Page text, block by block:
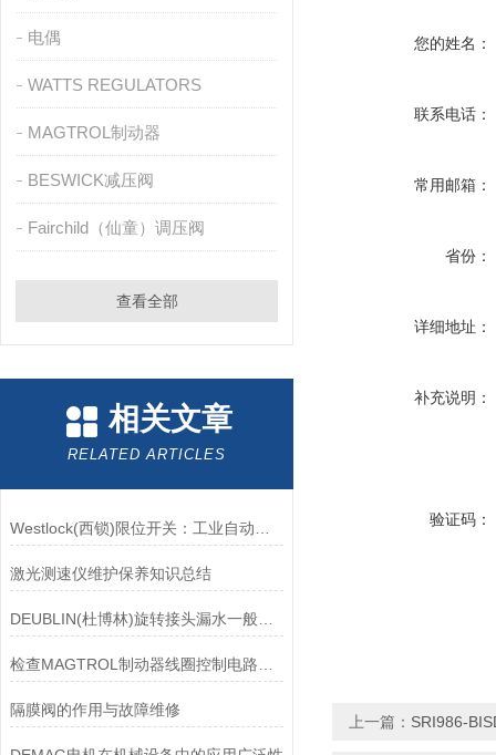
电偶
WATTS REGULATORS
MAGTROL制动器
BESWICK减压阀
Fairchild（仙童）调压阀
查看全部
相关文章
RELATED ARTICLES
激光测速仪维护保养知识总结
DEUBLIN(杜博林)旋转接头漏水一般应从以下几个方面来找原因
隔膜阀的作用与故障维修
您的姓名：
联系电话：
常用邮箱：
省份：
详细地址：
补充说明：
验证码：
上一篇： SRI986-